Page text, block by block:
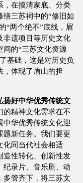
，在摸清家底、分类
三苏祠中的“修旧如
“两个绝不”底线，眉
非遗项目等历史文化
间的“三苏文化资源
基础，这是对历史负
，体现了眉山的担
扬好中华优秀传统文
的精神文化需求在不
中华优秀传统文化迎
题新任务。我们要更
化同当代社会相适
造性转化、创新性发
纪录片、音乐剧、动
多管齐下，将三苏文